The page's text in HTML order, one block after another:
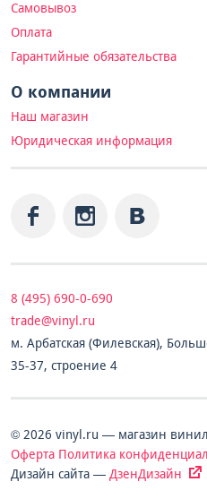
Самовывоз
Оплата
Гарантийные обязательства
О компании
Наш магазин
Юридическая информация
8 (495) 690-0-690
trade@vinyl.ru
м. Арбатская (Филевская),
35-37, строение 4
© 2026 vinyl.ru — магазин
Оферта Политика
Дизайн сайта — ДзенДизайн